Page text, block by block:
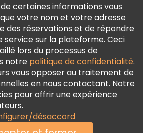
De Cookies
certaines informations vous
votre nom et votre adresse
des réservations et de répondre
service sur la plateforme. Ceci
lors du processus de
notre politique de confidentialité.
vous opposer au traitement de
en nous contactant. Notre
pour offrir une expérience
désaccord